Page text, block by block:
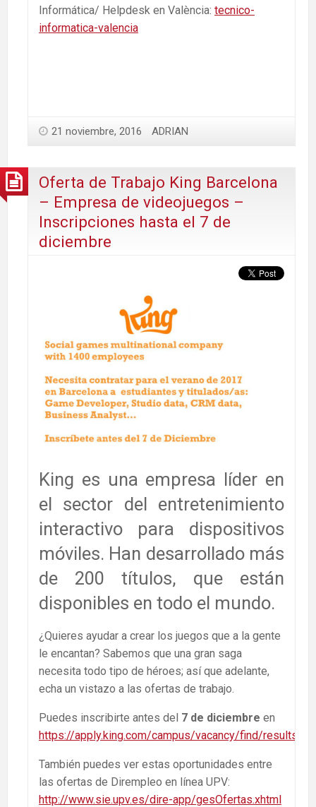
Informática/ Helpdesk en València: tecnico-
informatica-valencia
21 noviembre, 2016 ADRIAN
Oferta de Trabajo King Barcelona
– Empresa de videojuegos –
Inscripciones hasta el 7 de
diciembre
King es una empresa líder en
el sector del entretenimiento
interactivo para dispositivos
móviles. Han desarrollado más
de 200 títulos, que están
disponibles en todo el mundo.
¿Quieres ayudar a crear los juegos que a la gente
le encantan? Sabemos que una gran saga
necesita todo tipo de héroes; así que adelante,
echa un vistazo a las ofertas de trabajo.
Puedes inscribirte antes del 7 de diciembre en
https://apply.king.com/campus/vacancy/find/results/
También puedes ver estas oportunidades entre
las ofertas de Dirempleo en línea UPV:
http://www.sie.upv.es/dire-app/gesOfertas.xhtml